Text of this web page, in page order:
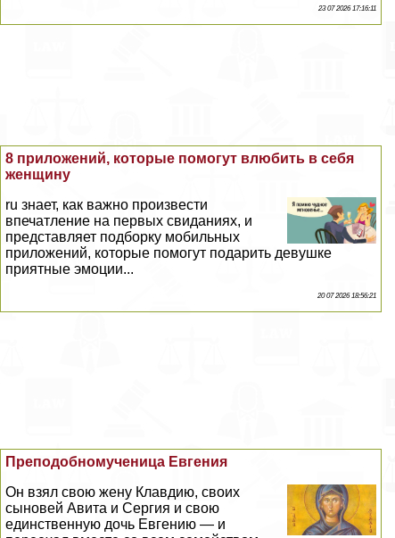
23 07 2026 17:16:11
8 приложений, которые помогут влюбить в себя
женщину
ru знает, как важно произвести
впечатление на первых свиданиях, и
представляет подборку мобильных
приложений, которые помогут подарить дeвyшке
приятные эмоции...
20 07 2026 18:56:21
Преподобномученица Евгения
Он взял свою жену Клавдию, своих
сыновей Авита и Сергия и свою
единственную дочь Евгению — и